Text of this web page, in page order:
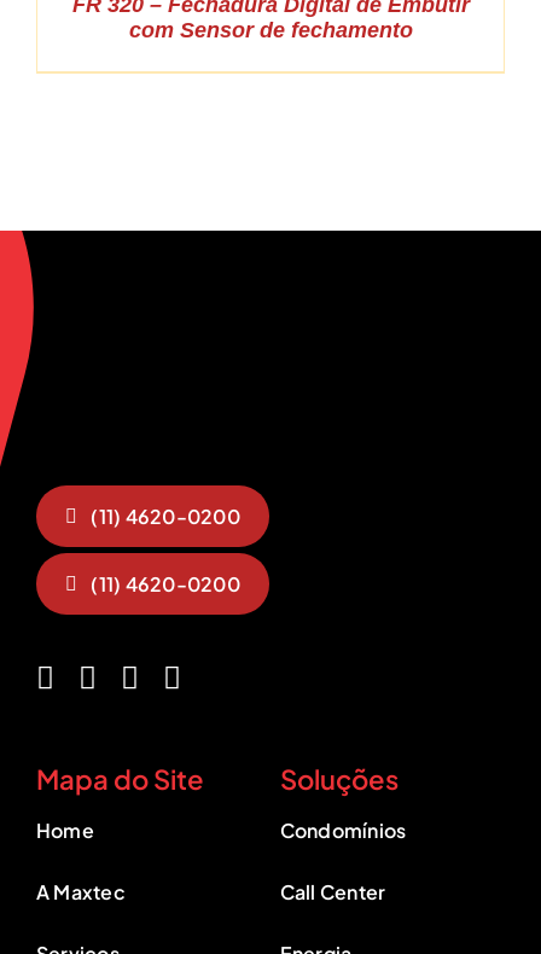
FR 320 – Fechadura Digital de Embutir
com Sensor de fechamento
(11) 4620-0200
(11) 4620-0200
Mapa do Site
Home
A Maxtec
Soluções
Condomínios
Call Center